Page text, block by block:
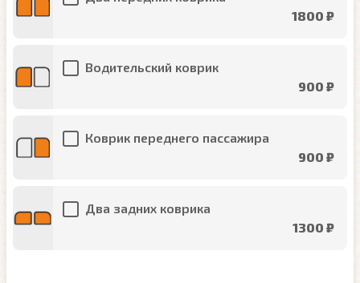
1800 ₽
Водительский коврик
900 ₽
Коврик переднего пассажира
900 ₽
Два задних коврика
1300 ₽